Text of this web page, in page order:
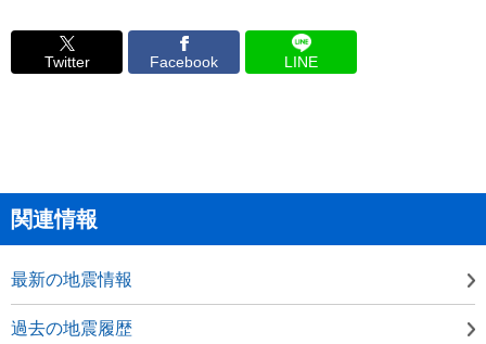
Twitter Facebook LINE
関連情報
最新の地震情報
過去の地震履歴